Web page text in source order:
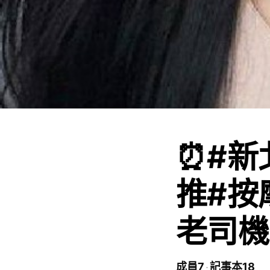
⏰#新
推#按
老司機
成員7 記事本18